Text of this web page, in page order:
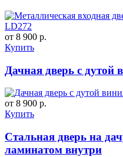
LD272
от 8 900 р.
Купить
Дачная дверь с дутой
от 8 900 р.
Купить
Стальная дверь на
ламинатом внутри